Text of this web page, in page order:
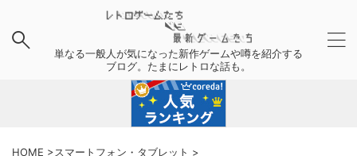
単なる一般人が気になった新作ゲームや噂を紹介する
ブログ。たまにレトロな話も。
HOME >スマートフォン・タブレット >